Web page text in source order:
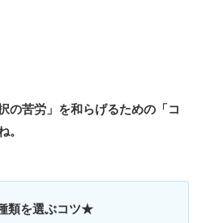
の苦労」を和らげるための「コ
。
類を選ぶコツ★